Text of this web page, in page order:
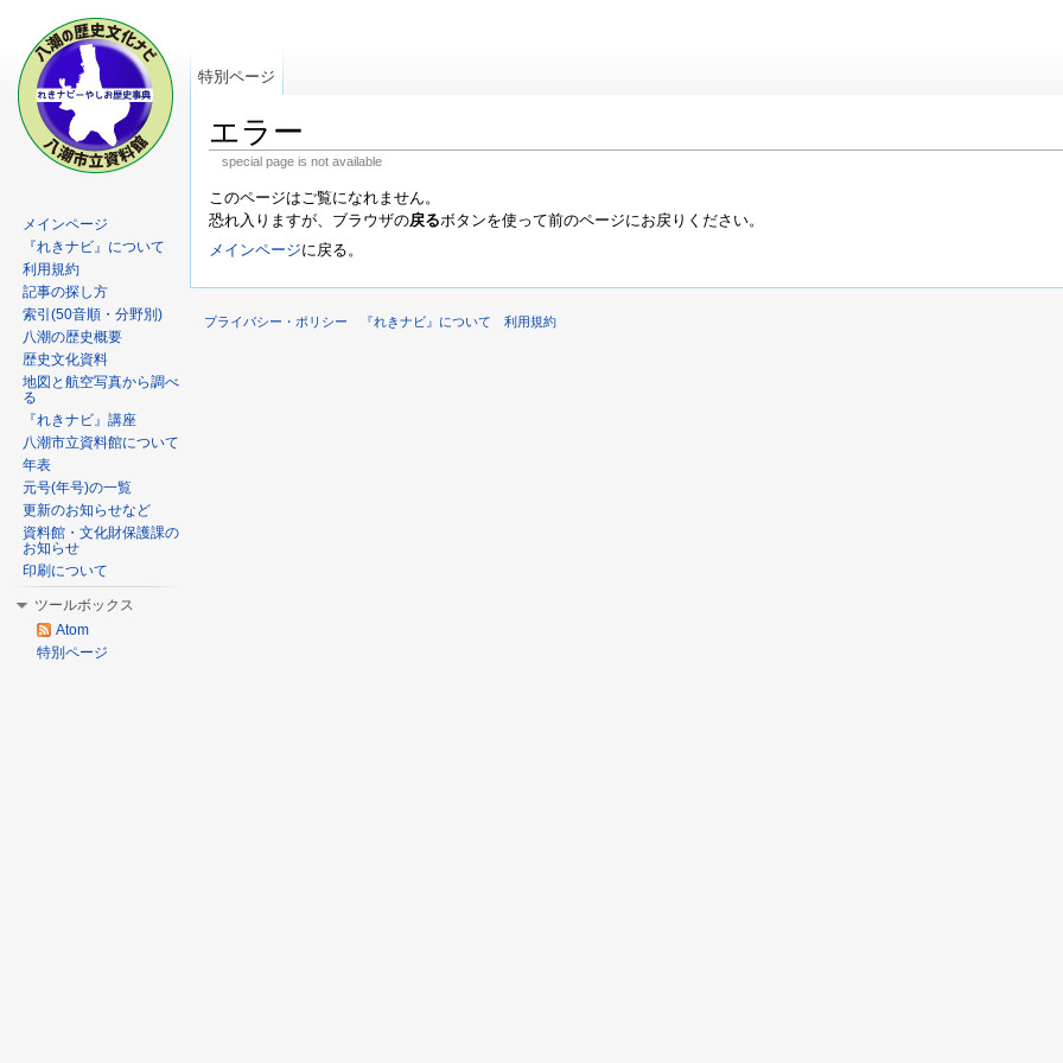
エラー
special page is not available
このページはご覧になれません。
恐れ入りますが、ブラウザの戻るボタンを使って前のページにお戻りください。
メインページに戻る。
特別ページ
メインページ
『れきナビ』について
利用規約
記事の探し方
索引(50音順・分野別)
八潮の歴史概要
歴史文化資料
地図と航空写真から調べ
る
『れきナビ』講座
八潮市立資料館について
年表
元号(年号)の一覧
更新のお知らせなど
資料館・文化財保護課の
お知らせ
印刷について
ツールボックス
Atom
特別ページ
プライバシー・ポリシー 『れきナビ』について 利用規約